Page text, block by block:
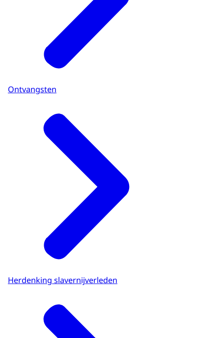
Ontvangsten
Herdenking slavernijverleden